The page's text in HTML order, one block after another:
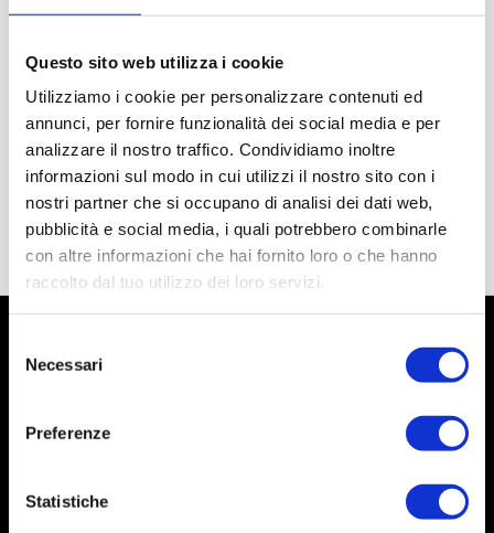
Questo sito web utilizza i cookie
Utilizziamo i cookie per personalizzare contenuti ed
annunci, per fornire funzionalità dei social media e per
analizzare il nostro traffico. Condividiamo inoltre
informazioni sul modo in cui utilizzi il nostro sito con i
nostri partner che si occupano di analisi dei dati web,
pubblicità e social media, i quali potrebbero combinarle
con altre informazioni che hai fornito loro o che hanno
raccolto dal tuo utilizzo dei loro servizi.
delNecessari
Preferenze
Statistiche